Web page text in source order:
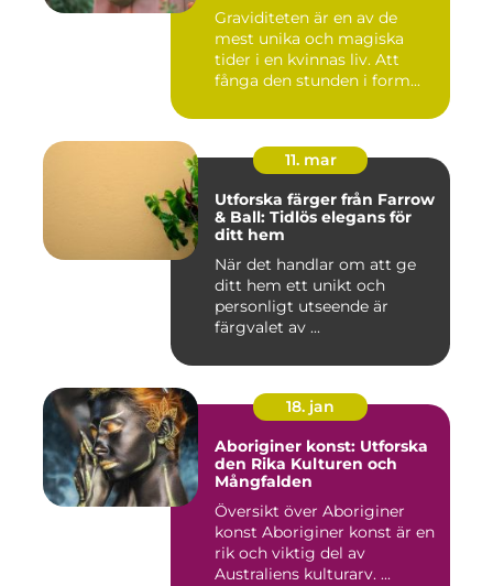
Graviditeten är en av de
mest unika och magiska
tider i en kvinnas liv. Att
fånga den stunden i form...
11. mar
Utforska färger från Farrow
& Ball: Tidlös elegans för
ditt hem
När det handlar om att ge
ditt hem ett unikt och
personligt utseende är
färgvalet av ...
18. jan
Aboriginer konst: Utforska
den Rika Kulturen och
Mångfalden
Översikt över Aboriginer
konst Aboriginer konst är en
rik och viktig del av
Australiens kulturarv. ...